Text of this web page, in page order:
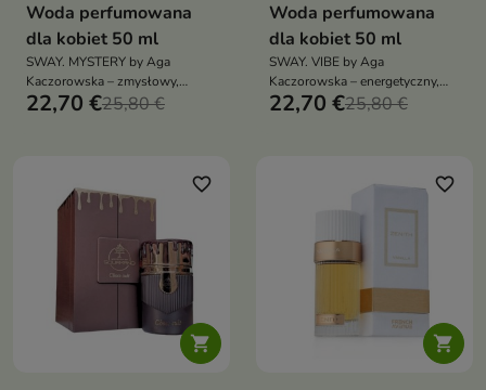
Woda perfumowana
dla kobiet 50 ml
SWAY. MYSTERY by Aga
Kaczorowska – zmysłowy,
elegancki i tajemniczy zapach
22,70 €25,80 €
Woda perfumowana
dla kobiet 50 ml
SWAY. VIBE by Aga
Kaczorowska – energetyczny,
świeży zapach unisex, łączący
22,70 €25,80 €

favorite_border

favorite_border